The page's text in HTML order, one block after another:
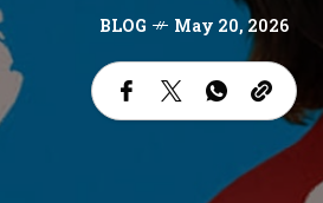
BLOG May 20, 2026